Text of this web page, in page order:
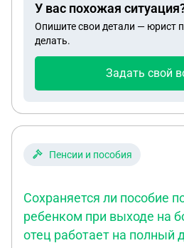
банка уже нет в стране ,
кредит не понятно и куда
понятно , подскажите
высвечивается везде и не
У вас похожая
Опишите свои детали — юрист
делать.
Задать свой
Пенсии и пособия
Сохраняется ли пособие
ребенком при выходе на
отец работает на полный